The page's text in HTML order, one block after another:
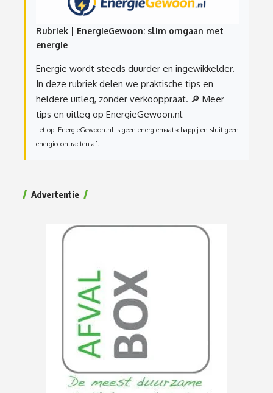
Rubriek | EnergieGewoon: slim omgaan met
energie
Energie wordt steeds duurder en ingewikkelder.
In deze rubriek delen we praktische tips en
heldere uitleg, zonder verkooppraat. 🔎 Meer
tips en uitleg op EnergieGewoon.nl
Let op: EnergieGewoon.nl is geen energiemaatschappij en sluit geen
energiecontracten af.
Advertentie